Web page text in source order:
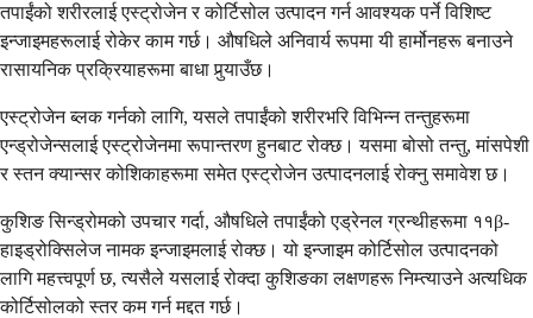
तपाईंको शरीरलाई एस्ट्रोजेन र कोर्टिसोल उत्पादन गर्न आवश्यक पर्ने विशिष्ट
इन्जाइमहरूलाई रोकेर काम गर्छ। औषधिले अनिवार्य रूपमा यी हार्मोनहरू बनाउने
रासायनिक प्रक्रियाहरूमा बाधा पुर्‍याउँछ।
एस्ट्रोजेन ब्लक गर्नको लागि, यसले तपाईंको शरीरभरि विभिन्न तन्तुहरूमा
एन्ड्रोजेन्सलाई एस्ट्रोजेनमा रूपान्तरण हुनबाट रोक्छ। यसमा बोसो तन्तु, मांसपेशी
र स्तन क्यान्सर कोशिकाहरूमा समेत एस्ट्रोजेन उत्पादनलाई रोक्नु समावेश छ।
कुशिङ सिन्ड्रोमको उपचार गर्दा, औषधिले तपाईंको एड्रेनल ग्रन्थीहरूमा ११β-
हाइड्रोक्सिलेज नामक इन्जाइमलाई रोक्छ। यो इन्जाइम कोर्टिसोल उत्पादनको
लागि महत्त्वपूर्ण छ, त्यसैले यसलाई रोक्दा कुशिङका लक्षणहरू निम्त्याउने अत्यधिक
कोर्टिसोलको स्तर कम गर्न मद्दत गर्छ।